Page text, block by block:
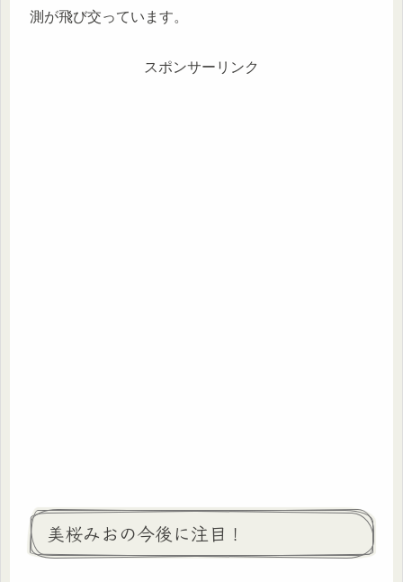
測が飛び交っています。
スポンサーリンク
美桜みおの今後に注目！